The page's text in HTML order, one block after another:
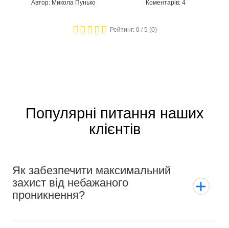
Автор: Микола Пунько Коментарів: 4
Рейтинг: 0/ 5 (0)
Популярні питання наших
клієнтів
Як забезпечити максимальний
захист від небажаного
проникнення?